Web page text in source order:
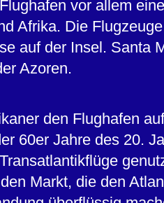
vor allem
Afrika. Die
auf der Insel. Santa
Azoren.
den Flughafen
60er Jahre des 20.
Markt, die den